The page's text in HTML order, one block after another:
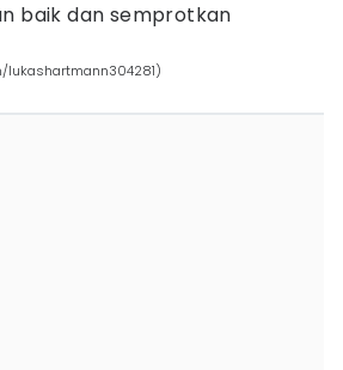
baik dan semprotkan
lukashartmann304281)